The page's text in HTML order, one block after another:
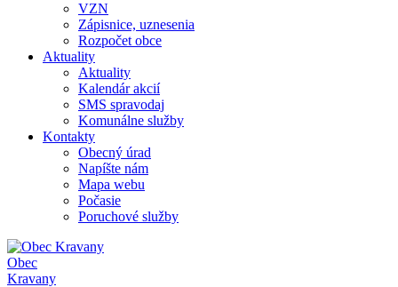
VZN
Zápisnice, uznesenia
Rozpočet obce
Aktuality
Aktuality
Kalendár akcií
SMS spravodaj
Komunálne služby
Kontakty
Obecný úrad
Napíšte nám
Mapa webu
Počasie
Poruchové služby
Obec
Kravany